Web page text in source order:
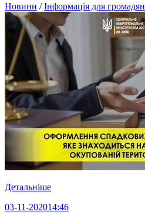
Новини /Інформація для громадян
Детальніше
03-11-202014:46